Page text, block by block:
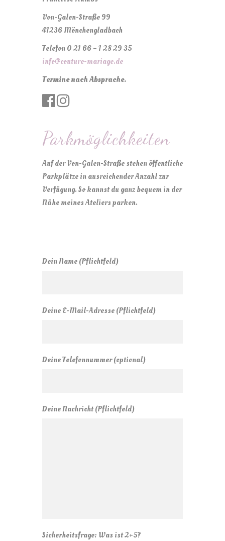
Von-Galen-Straße 99
41236 Mönchengladbach
Telefon 0 21 66 – 1 28 29 35
info@couture-mariage.de
Termine nach Absprache.
Parkmöglichkeiten
Auf der Von-Galen-Straße stehen öffentliche
Parkplätze in ausreichender Anzahl zur
Verfügung. So kannst du ganz bequem in der
Nähe meines Ateliers parken.
Dein Name (Pflichtfeld)
Deine E-Mail-Adresse (Pflichtfeld)
Deine Telefonnummer (optional)
Deine Nachricht (Pflichtfeld)
Sicherheitsfrage: Was ist 2+5?